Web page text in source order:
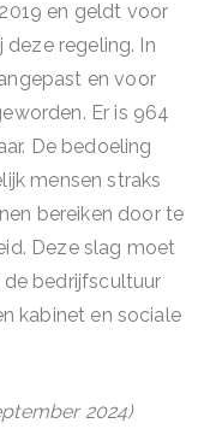
en geldt voor
deze regeling. In
en voor
Er is 964
De bedoeling
mensen straks
bereiken door te
Deze slag moet
bedrijfscultuur
kabinet en sociale
2024)